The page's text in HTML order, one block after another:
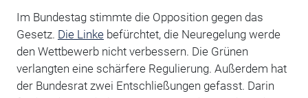
Im Bundestag stimmte die Opposition gegen das
Gesetz. Die Linkebefürchtet, die Neuregelung werde
den Wettbewerb nicht verbessern. Die Grünen
verlangten eine schärfere Regulierung. Außerdem hat
der Bundesrat zwei Entschließungen gefasst. Darin